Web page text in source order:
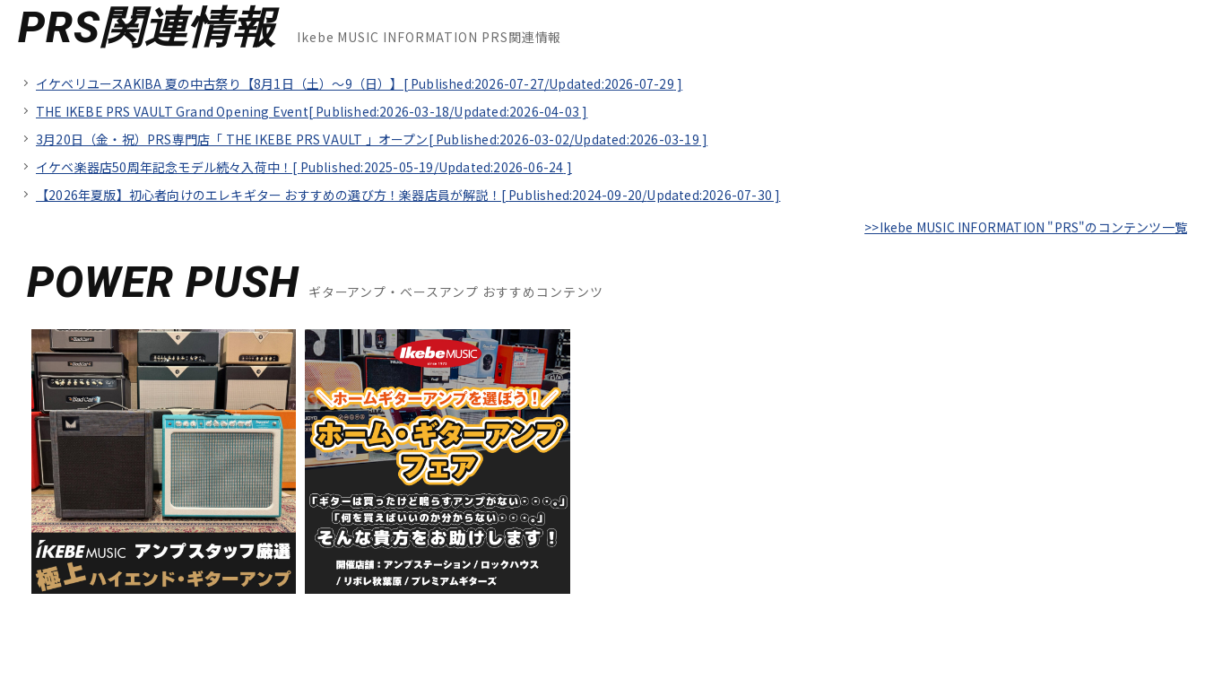
PRS関連情報 Ikebe MUSIC INFORMATION PRS関連情報
イケベリユースAKIBA 夏の中古祭り【8月1日（土）～9（日）】[ Published:2026-07-27/Updated:2026-07-29 ]
THE IKEBE PRS VAULT Grand Opening Event[ Published:2026-03-18/Updated:2026-04-03 ]
3月20日（金・祝）PRS専門店「 THE IKEBE PRS VAULT 」オープン[ Published:2026-03-02/Updated:2026-03-19 ]
イケベ楽器店50周年記念モデル続々入荷中！[ Published:2025-05-19/Updated:2026-06-24 ]
【2026年夏版】初心者向けのエレキギター おすすめの選び方！楽器店員が解説！[ Published:2024-09-20/Updated:2026-07-30 ]
>>Ikebe MUSIC INFORMATION "PRS"のコンテンツ一覧
POWER PUSH ギターアンプ・ベースアンプ おすすめコンテンツ